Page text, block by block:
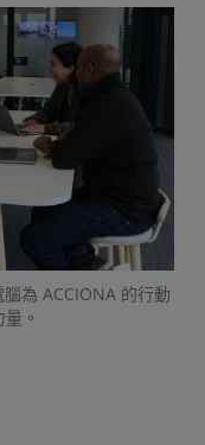
為 ACCIONA 的行動
。